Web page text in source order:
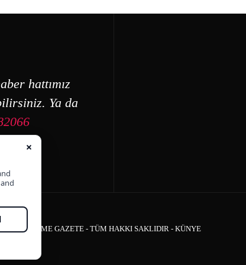
hattımız
Ya da
ÇEŞME GAZETE - TÜM HAKKI SAKLIDIR - KÜNYE